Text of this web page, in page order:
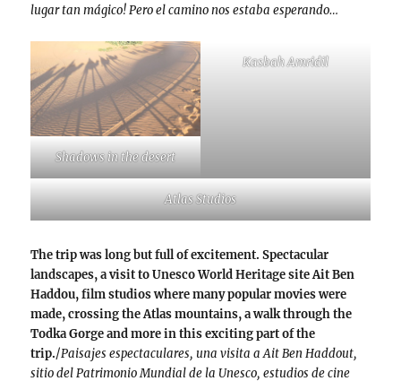
lugar tan mágico! Pero el camino nos estaba esperando…
Shadows in the desert
Kasbah Amridil
Atlas Studios
The trip was long but full of excitement. Spectacular
landscapes, a visit to Unesco World Heritage site Ait Ben
Haddou, film studios where many popular movies were
made, crossing the Atlas mountains, a walk through the
Todka Gorge and more in this exciting part of the
trip./Paisajes espectaculares, una visita a Ait Ben Haddout,
sitio del Patrimonio Mundial de la Unesco, estudios de cine